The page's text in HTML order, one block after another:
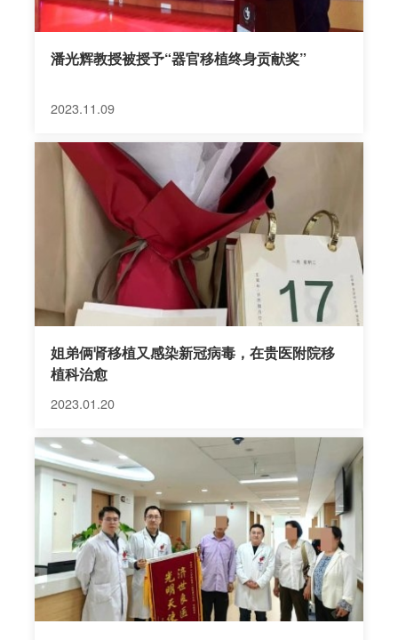
均失血量约50ml，无一例术中术后输血。 独立移植科
破、...
潘光辉教授被授予“器官移植终身贡献奖”
2023.11.09
姐弟俩肾移植又感染新冠病毒，在贵医附院移
植科治愈
2023.01.20